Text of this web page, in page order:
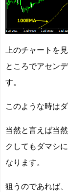
上のチャートを
ところでアセン
す。
このような時は
当然と言えば当
クしてもダマシ
なります。
狙うのであれば